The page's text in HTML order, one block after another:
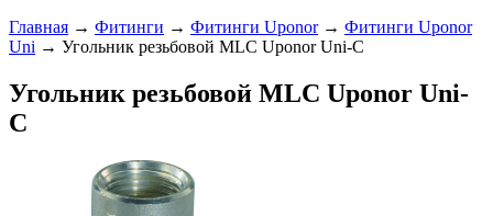
Главная → Фитинги → Фитинги Uponor→ Фитинги Uponor
Uni → Угольник резьбовой MLC Uponor Uni-C
Угольник резьбовой MLC Uponor Uni-
C